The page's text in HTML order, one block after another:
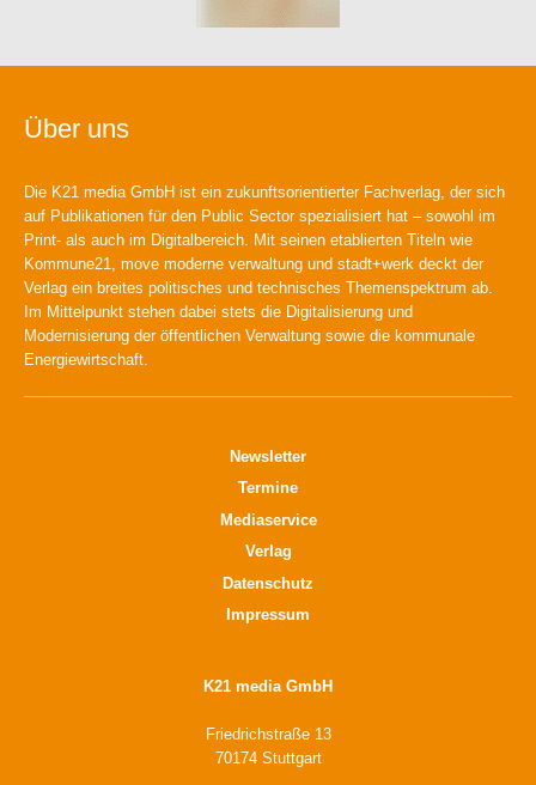
Über uns
Die K21 media GmbH ist ein zukunftsorientierter Fachverlag, der sich
auf Publikationen für den Public Sector spezialisiert hat – sowohl im
Print- als auch im Digitalbereich. Mit seinen etablierten Titeln wie
Kommune21, move moderne verwaltung und stadt+werk deckt der
Verlag ein breites politisches und technisches Themenspektrum ab.
Im Mittelpunkt stehen dabei stets die Digitalisierung und
Modernisierung der öffentlichen Verwaltung sowie die kommunale
Energiewirtschaft.
Newsletter
Termine
Mediaservice
Verlag
Datenschutz
Impressum
K21 media GmbH
Friedrichstraße 13
70174 Stuttgart